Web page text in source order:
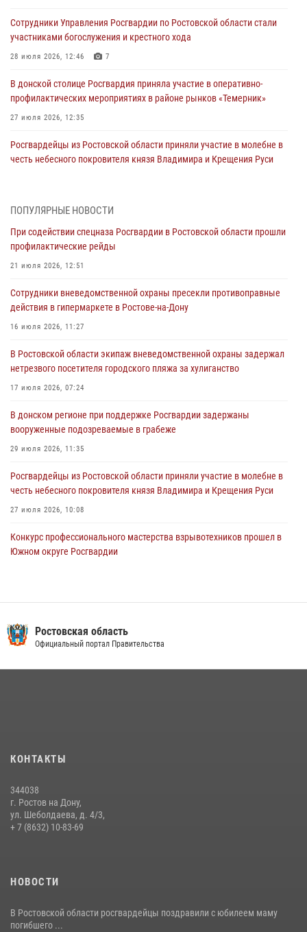
Сотрудники Управления Росгвардии по Ростовской области стали
участниками богослужения и крестного хода
28 июля 2026, 12:46 7
В донской столице Росгвардия приняла участие в оперативно-
профилактических мероприятиях в районе рынков «Темерник»
27 июля 2026, 12:35
Росгвардейцы из Ростовской области приняли участие в молебне в
честь небесного покровителя князя Владимира и Крещения Руси
При содействии спецназа Росгвардии в Ростовской области прошли
21 июля 2026, 12:51
В Ростовской области экипаж вневедомственной охраны задержал
17 июля 2026, 07:24
Сотрудники вневедомственной охраны пресекли противоправные
Конкурс профессионального мастерства взрывотехников прошел в
15 июля 2026, 06:39
ПОПУЛЯРНЫЕ НОВОСТИ
При содействии спецназа Росгвардии в Ростовской области прошли
профилактические рейды
21 июля 2026, 12:51
Сотрудники вневедомственной охраны пресекли противоправные
действия в гипермаркете в Ростове-на-Дону
16 июля 2026, 11:27
В Ростовской области экипаж вневедомственной охраны задержал
нетрезвого посетителя городского пляжа за хулиганство
17 июля 2026, 07:24
В донском регионе при поддержке Росгвардии задержаны
вооруженные подозреваемые в грабеже
29 июля 2026, 11:35
Росгвардейцы из Ростовской области приняли участие в молебне в
честь небесного покровителя князя Владимира и Крещения Руси
27 июля 2026, 10:08
Конкурс профессионального мастерства взрывотехников прошел в
Южном округе Росгвардии
продажи
13 июля 2026, 10:22
В донской столице Росгвардия приняла участие в оперативно-
профилактических мероприятиях в районе рынков «Темерник»
27 июля 2026, 12:35
Ростовская область
Официальный портал Правительства
КОНТАКТЫ
344038
г. Ростов на Дону,
ул. Шеболдаева, д. 4/3,
+ 7 (8632) 10-83-69
НОВОСТИ
В Ростовской области росгвардейцы поздравили с юбилеем маму
погибшего ...